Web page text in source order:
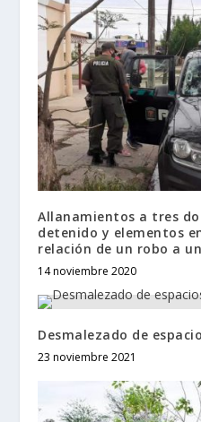
Allanamientos a tres
detenido y elementos
relación de un robo a
14 noviembre 2020
Desmalezado de
23 noviembre 2021